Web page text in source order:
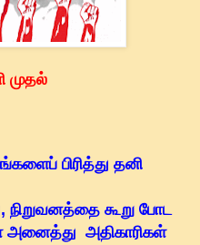
முதல்
பிரித்து தனி
நிறுவனத்தை கூறு போட
அனைத்து அதிகாரிகள்